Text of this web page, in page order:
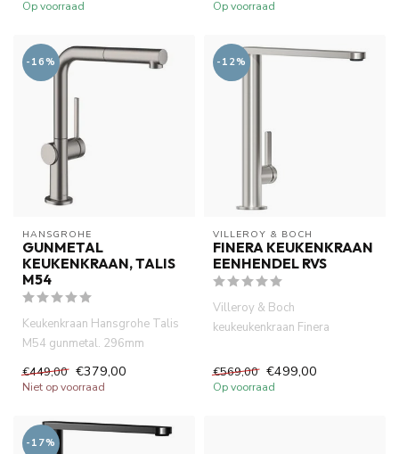
Op voorraad Op voorraad
-16%
HANSGROHE
GUNMETAL
KEUKENKRAAN, TALIS
M54
Keukenkraan Hansgrohe Talis
M54 gunmetal. 296mm
handdouche. ...
€449,00 €379,00
Niet op voorraad
-12%
VILLEROY & BOCH
FINERA KEUKENKRAAN
EENHENDEL RVS
Villeroy & Boch
keukeukenkraan Finera
uitloop RVS. 1...
€569,00 €499,00
Op voorraad
-17%